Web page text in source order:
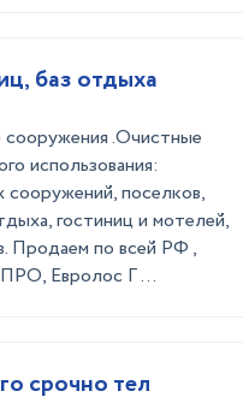
баз отдыха
.Очистные
использования:
поселков,
гостиниц и мотелей,
Продаем по всей РФ ,
Евролос Г ...
срочно тел